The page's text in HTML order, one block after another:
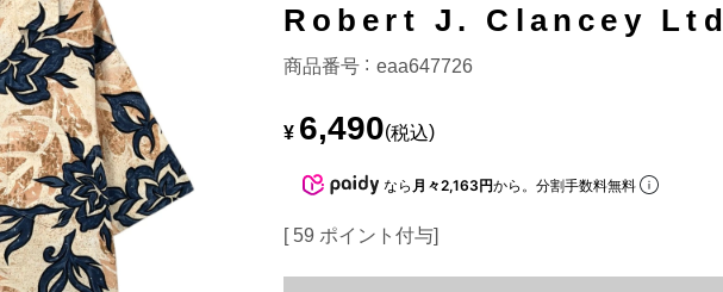
Robert J. Clancey Ltd
商品番号 eaa647726
¥ 6,490 税込
なら 月々2,163円から。分割手数料無料
[ 59 ポイント付与]